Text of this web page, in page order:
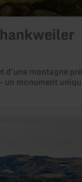
d'une montagne
un monument